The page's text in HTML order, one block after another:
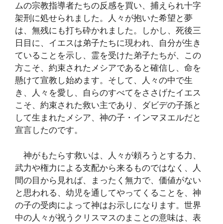
ムの宗教指導者たちの反感を買い、捕えられ十字
架刑に処せられました。人々が抱いた希望と夢
は、無残にも打ち砕かれました。しかし、死後三
日目に、イエスは弟子たちに現われ、自分が生き
ていることを示し、霊を受けた弟子たちが、この
方こそ、約束されたメシアであると確信し、命を
懸けて宣教し始めます。そして、人々の中で生
き、人々を愛し、自らのすべてをささげたイエス
こそ、約束された救い主であり、ダビデの子孫と
して生まれたメシア、神の子・インマヌエルだと
宣言したのです。
神がもたらす救いは、人々が頼ろうとする力、
武力や権力による支配から来るものではなく、人
間の目から見れば、まったく無力で、価値がない
と思われる、幼児を通してやってくることを、神
の子の受肉によって神はお示しになります。世界
中の人々が祝うクリスマスのまことの意味は、表